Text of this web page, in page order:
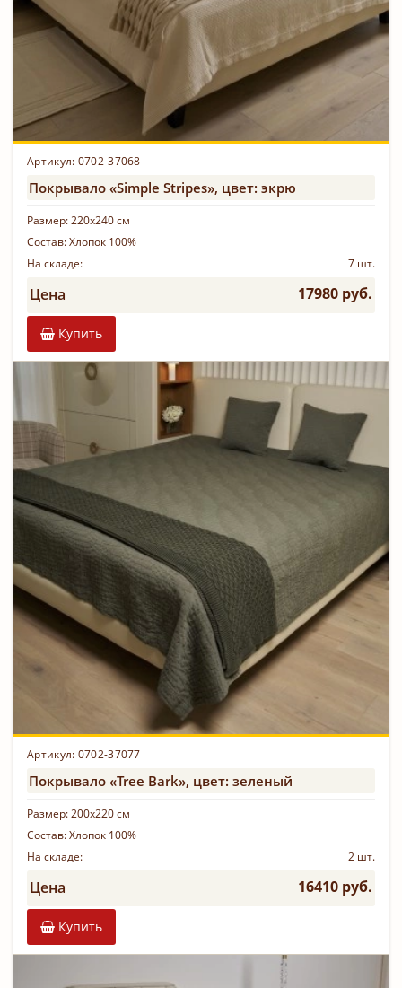
Артикул: 0702-37068
Покрывало «Simple Stripes», цвет: экрю
Размер:220х240 см
Состав:Хлопок 100%
На складе:
7 шт.
Цена 17980 руб.
Купить
Артикул: 0702-37077
Покрывало «Tree Bark», цвет: зеленый
Размер:200х220 см
Состав:Хлопок 100%
На складе:
2 шт.
Цена 16410 руб.
Купить